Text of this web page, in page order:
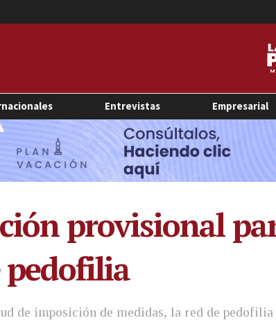
Entrevistas Empresarial
provisional
pedofilia
de imposición de medidas, la red de